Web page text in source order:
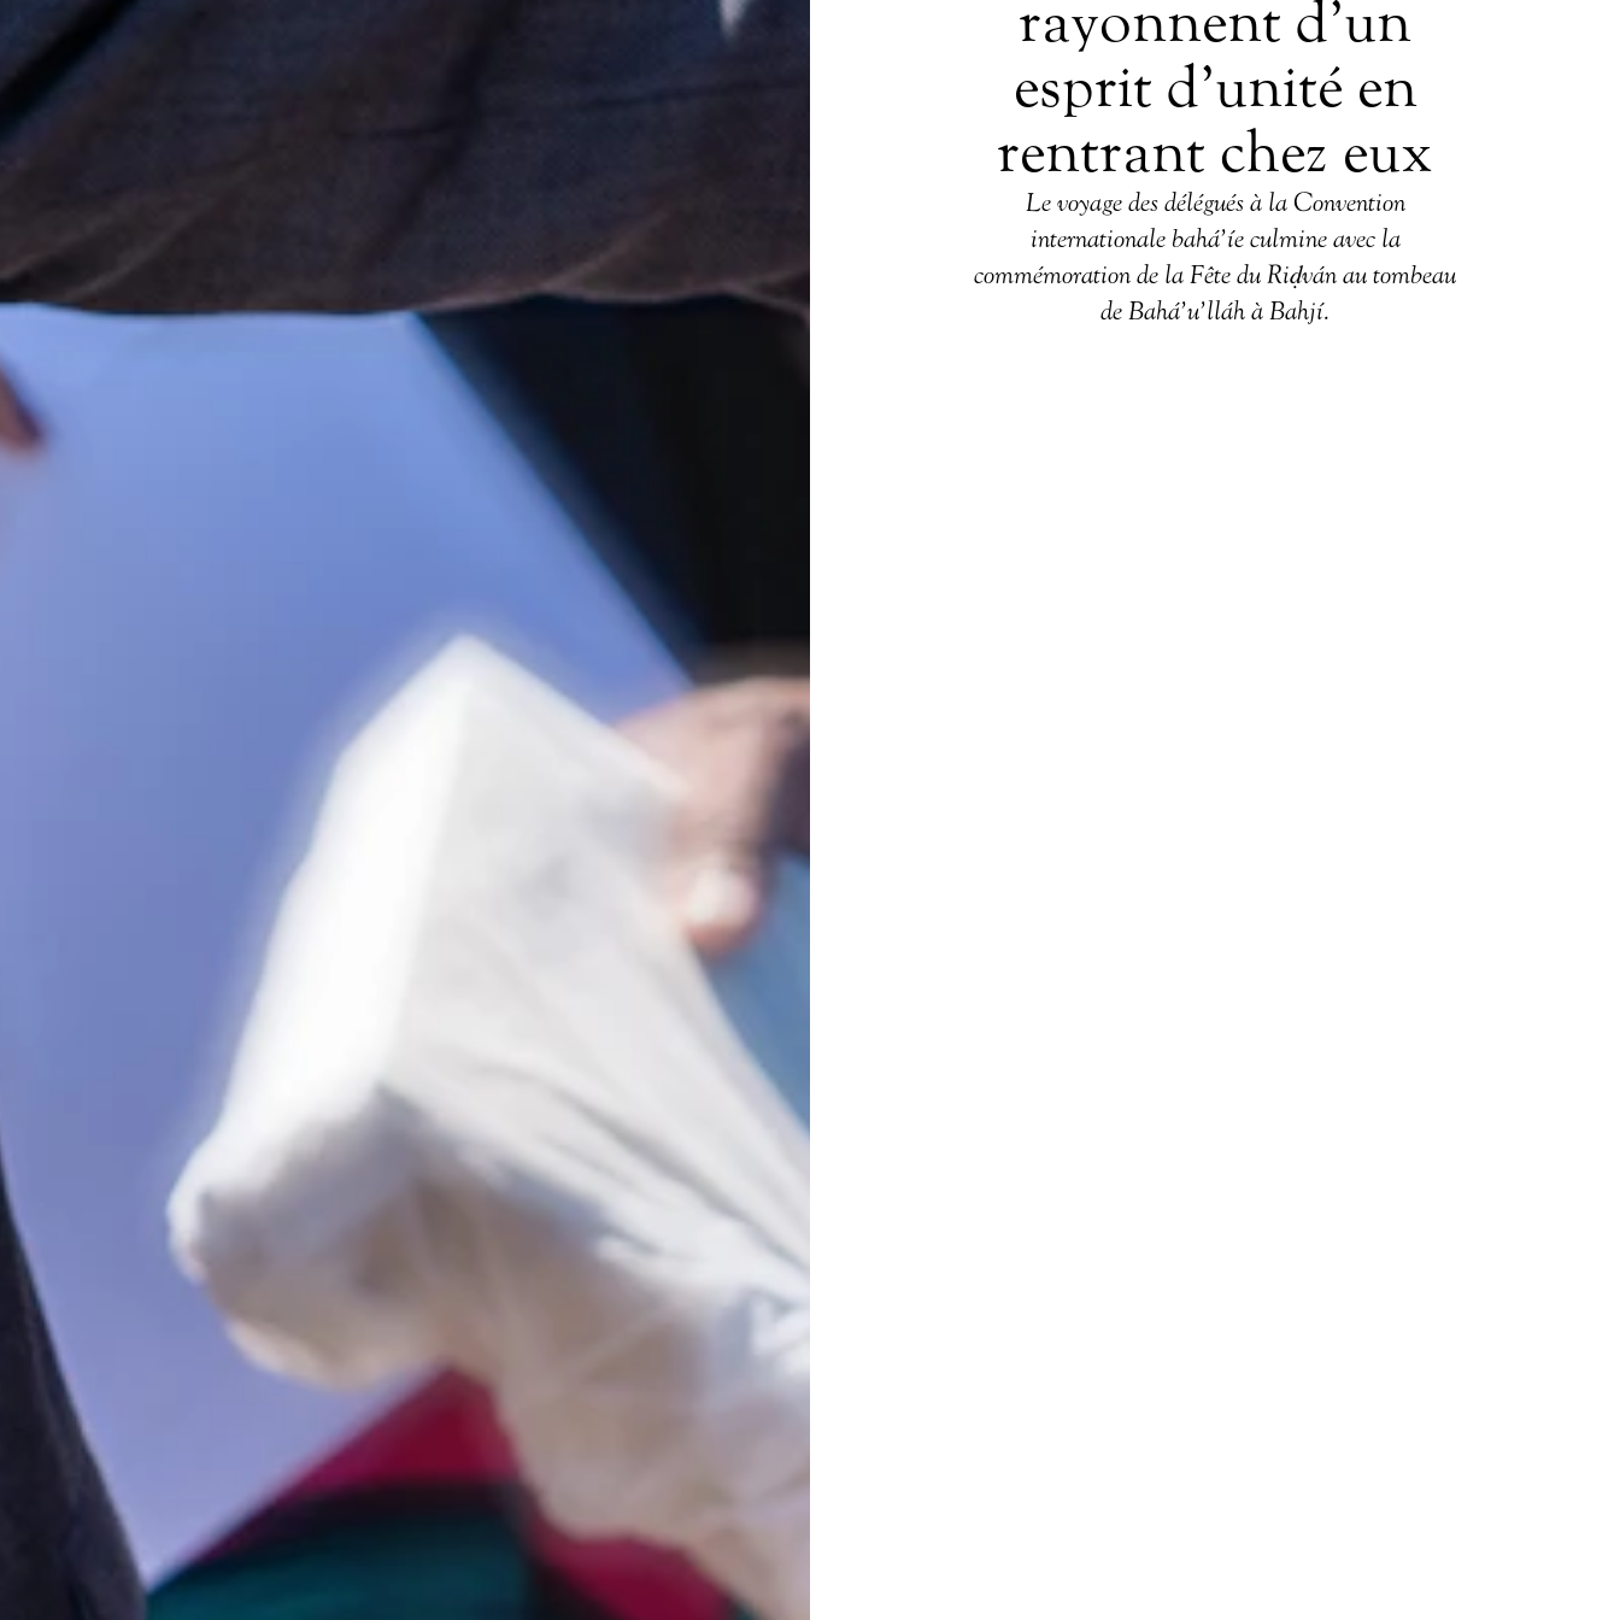
rayonnent d’un
esprit d’unité en
rentrant chez eux
Le voyage des délégués à la Convention
internationale bahá’íe culmine avec la
commémoration de la Fête du Riḍván au tombeau
de Bahá’u’lláh à Bahjí.